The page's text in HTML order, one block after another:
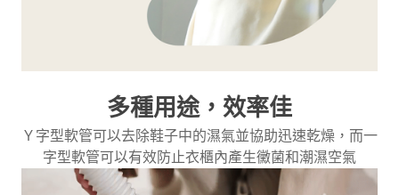
多種用途，效率佳
Ｙ字型軟管可以去除鞋子中的濕氣並協助迅速乾燥，而一
字型軟管可以有效防止衣櫃內產生黴菌和潮濕空氣